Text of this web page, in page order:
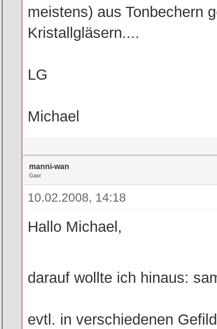
meistens) aus Tonbechern
Kristallgläsern....
LG
Michael
manni-wan
Gast
10.02.2008, 14:18
Hallo Michael,
darauf wollte ich hinaus:
evtl. in verschiedenen